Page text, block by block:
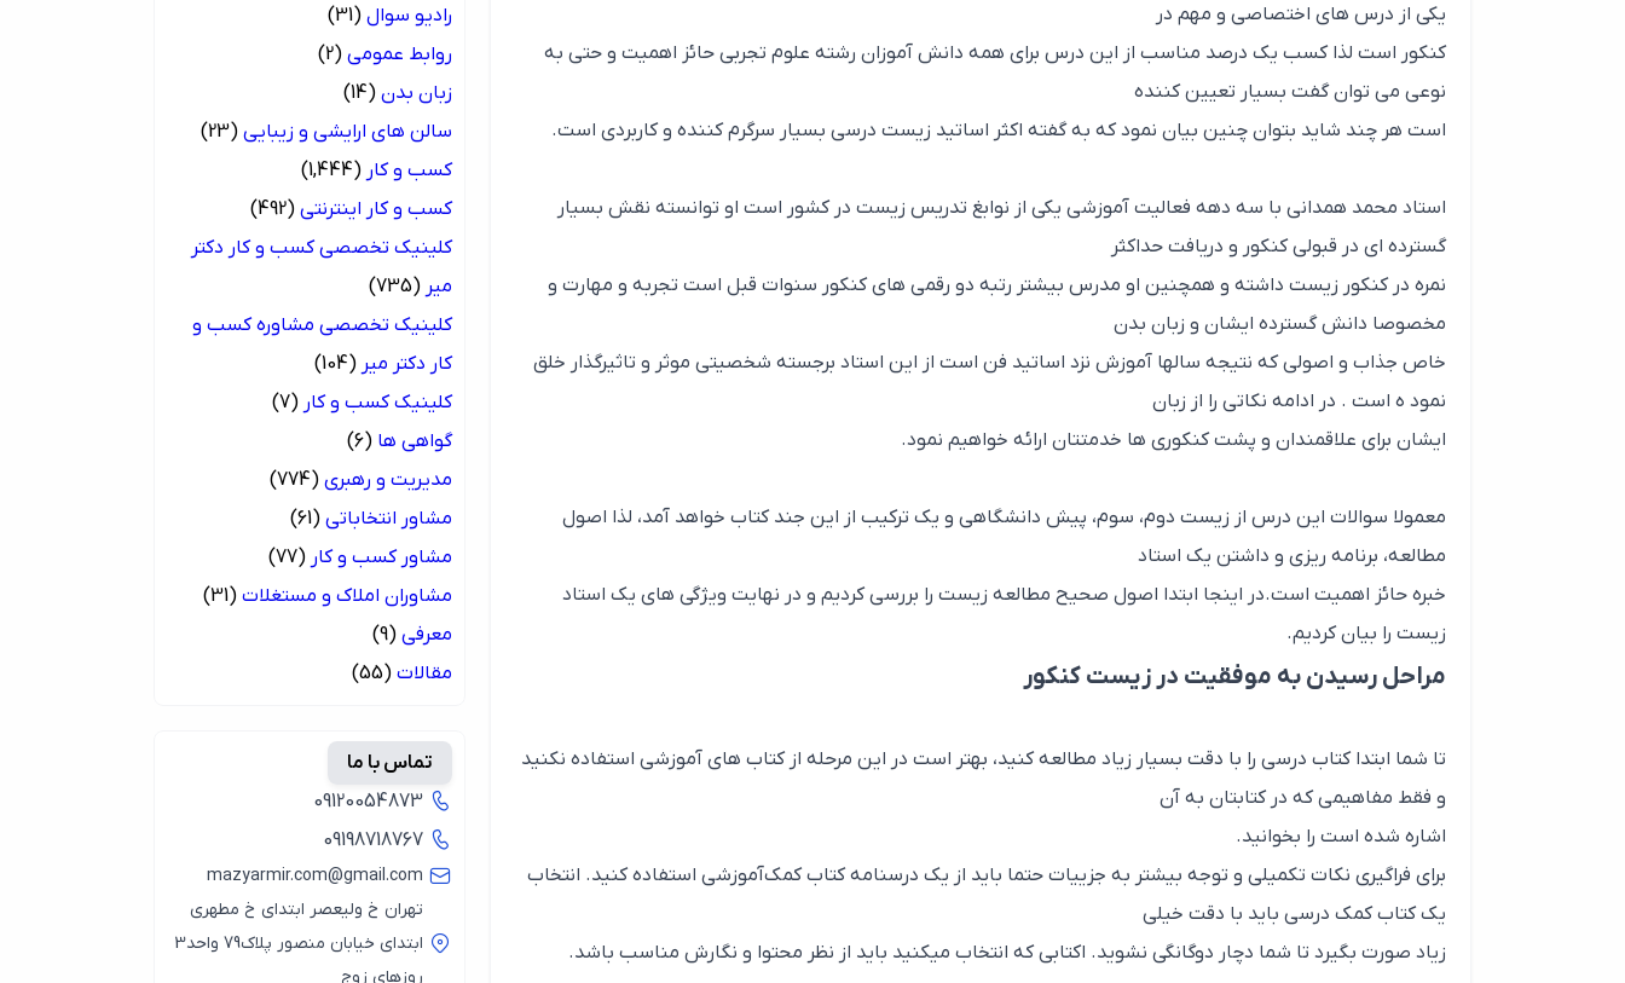
یکی از درس های اختصاصی و مهم در
کنکور است لذا کسب یک درصد مناسب از این درس برای همه دانش آموزان رشته علوم تجربی حائز اهمیت و حتی به
نوعی می توان گفت بسیار تعیین کننده
است هر چند شاید بتوان چنین بیان نمود که به گفته اکثر اساتید زیست درسی بسیار سرگرم کننده و کاربردی است.
استاد محمد همدانی با سه دهه فعالیت آموزشی یکی از نوابغ تدریس زیست در کشور است او توانسته نقش بسیار
گسترده ای در قبولی کنکور و دریافت حداکثر
نمره در کنکور زیست داشته و همچنین او مدرس بیشتر رتبه دو رقمی های کنکور سنوات قبل است تجربه و مهارت و
مخصوصا دانش گسترده ایشان و زبان بدن
خاص جذاب و اصولی که نتیجه سالها آموزش نزد اساتید فن است از این استاد برجسته شخصیتی موثر و تاثیرگذار خلق
نمود ه است . در ادامه نکاتی را از زبان
ایشان برای علاقمندان و پشت کنکوری ها خدمتتان ارائه خواهیم نمود.
معمولا سوالات این درس از زیست دوم، سوم، پیش دانشگاهی و یک ترکیب از این جند کتاب خواهد آمد، لذا اصول
مطالعه، برنامه ریزی و داشتن یک استاد
خبره حائز اهمیت است.در اینجا ابتدا اصول صحیح مطالعه زیست را بررسی کردیم و در نهایت ویژگی های یک استاد
زیست را بیان کردیم.
مراحل رسیدن به موفقیت در زیست کنکور
تا شما ابتدا کتاب درسی را با دقت بسیار زیاد مطالعه کنید، بهتر است در این مرحله از کتاب های آموزشی استفاده نکنید
و فقط مفاهیمی که در کتابتان به آن
اشاره شده است را بخوانید.
برای فراگیری نکات تکمیلی و توجه بیشتر به جزییات حتما باید از یک درسنامه کتاب کمک‌آموزشی استفاده کنید. انتخاب
یک کتاب کمک درسی باید با دقت خیلی
زیاد صورت بگیرد تا شما دچار دوگانگی نشوید. اکتابی که انتخاب میکنید باید از نظر محتوا و نگارش مناسب باشد.
رادیو سوال (31)
روابط عمومی (2)
زبان بدن (14)
سالن های ارایشی و زیبایی (23)
کسب و کار (1,444)
کسب و کار اینترنتی (492)
کلینیک تخصصی کسب و کار دکتر
میر (735)
کلینیک تخصصی مشاوره کسب و
کار دکتر میر (104)
کلینیک کسب و کار (7)
گواهی ها (6)
مدیریت و رهبری (774)
مشاور انتخاباتی (61)
مشاور کسب و کار (77)
مشاوران املاک و مستغلات (31)
معرفی (9)
مقالات (55)
تماس با ما
09120054873
09198718767
mazyarmir.com@gmail.com
تهران خ ولیعصر ابتدای خ مطهری
ابتدای خیابان منصور پلاک79 واحد3
روزهای زوج